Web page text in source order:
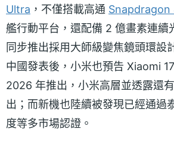
Ultra ，不僅搭載高通 Snapdragon
艦行動平台，還配備 2 億畫素連續
同步推出採用大師級變焦鏡頭環設
中國發表後，小米也預告 Xiaomi
2026 年推出，小米高層並透露還
出；而新機也陸續被發現已經通過
度等多市場認證。